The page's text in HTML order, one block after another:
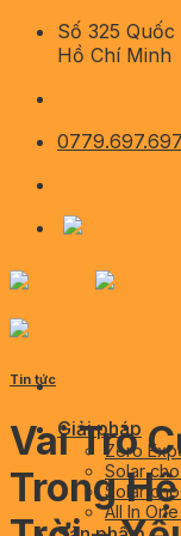
Skip
Số 325
Hồ Chí Minh
0779.697.697
Giải pháp
Zero
Solar
Solar
All In
Tin tức
Vai Trò
Trong